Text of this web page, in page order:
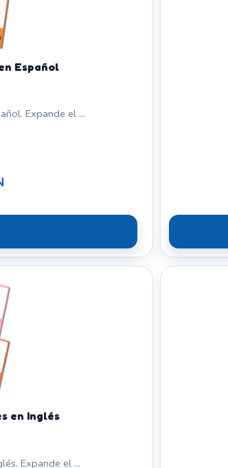
Español
Expande el ...
en Inglés
Expande el ...